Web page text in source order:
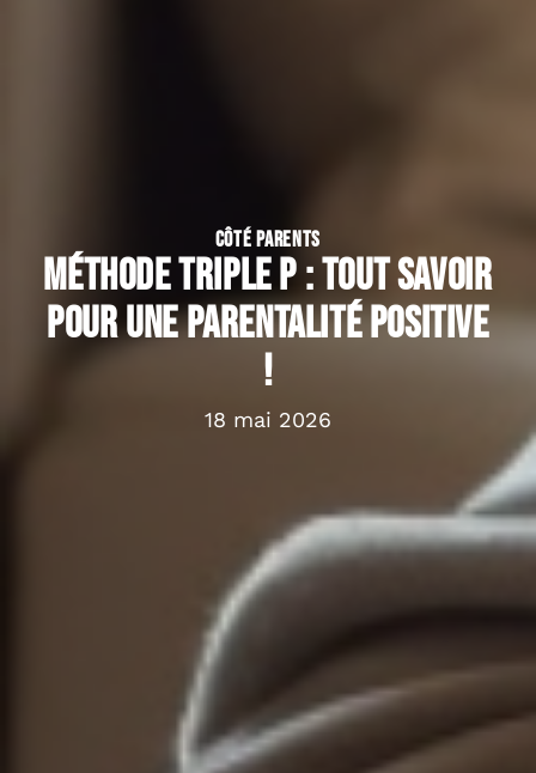
CÔTÉ PARENTS
Méthode triple P : tout savoir
pour une parentalité positive
!
18 mai 2026